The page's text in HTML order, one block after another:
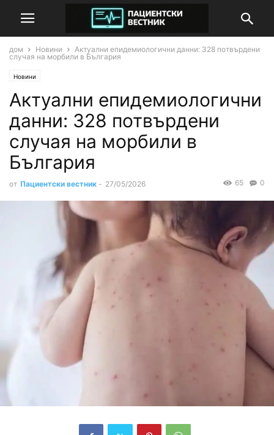
дом Новини
Актуални епидемиологични данни: 328 потвърдени
случая на морбили в България
Новини
Актуални епидемиологични
данни: 328 потвърдени
случая на морбили в
България
от Пациентски вестник - 27/05/2026 0
65